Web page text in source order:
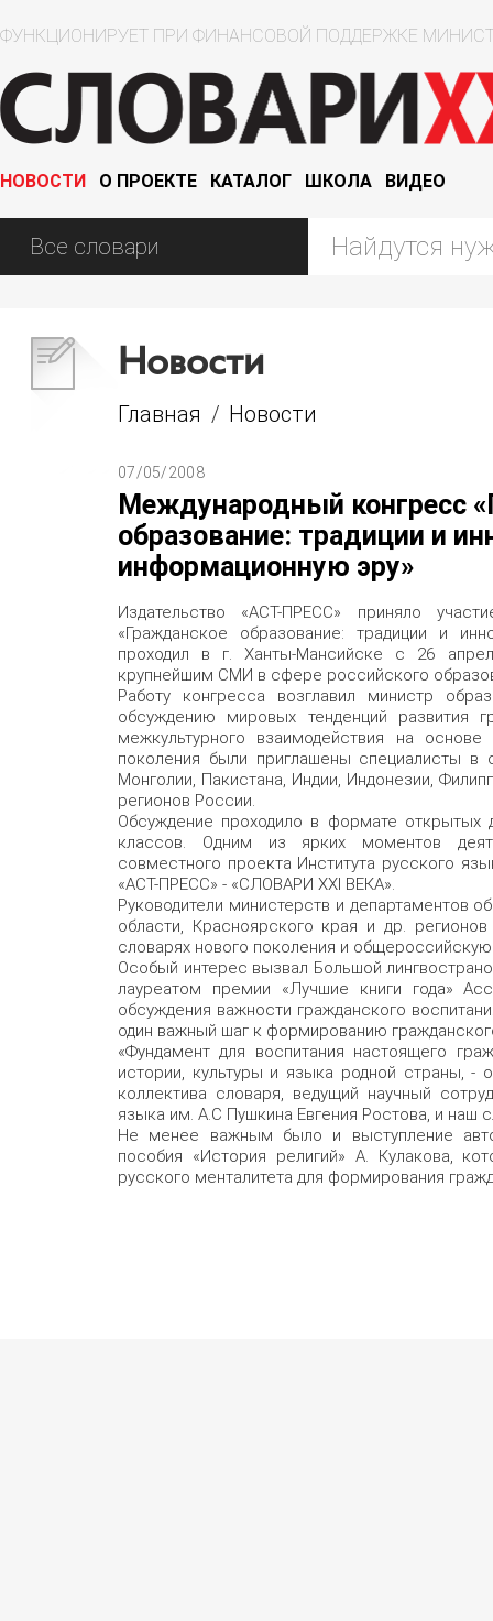
ФУНКЦИОНИРУЕТ ПРИ ФИНАНСОВОЙ ПОДДЕРЖКЕ
НОВОСТИ О ПРОЕКТЕ КАТАЛОГ ШКОЛА ВИДЕО
Новости
Главная / Новости
07/05/2008
Международный конгресс
образование: традиции и
информационную эру»
Издательство «АСТ-ПРЕСС» приняло
«Гражданское образование: традиции и
проходил в г. Ханты-Мансийске с 26
крупнейшим СМИ в сфере российского
Работу конгресса возглавил министр
обсуждению мировых тенденций развития
межкультурного взаимодействия на
поколения были приглашены специалисты в
Монголии, Пакистана, Индии, Индонезии,
регионов России.
Обсуждение проходило в формате открытых
классов. Одним из ярких моментов
совместного проекта Института русского
«АСТ-ПРЕСС» - «СЛОВАРИ XXI ВЕКА».
Руководители министерств и департаментов
области, Красноярского края и др.
словарях нового поколения и
Особый интерес вызвал Большой
лауреатом премии «Лучшие книги года»
обсуждения важности гражданского
один важный шаг к формированию
«Фундамент для воспитания настоящего
истории, культуры и языка родной страны, -
коллектива словаря, ведущий научный
языка им. А.С Пушкина Евгения Ростова, и наш
Не менее важным было и выступление
пособия «История религий» А. Кулакова,
русского менталитета для формирования